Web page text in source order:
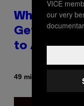
Why A$AP
Get Back
to A$AP
49 minuti fa
VICE
our very